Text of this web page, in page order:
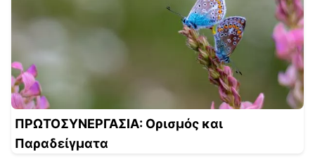
ΠΡΩΤΟΣΥΝΕΡΓΑΣΙΑ: Ορισμός και
Παραδείγματα